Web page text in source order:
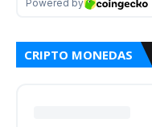
CRIPTO MONEDAS